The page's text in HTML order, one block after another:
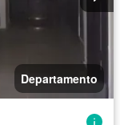
Departamento